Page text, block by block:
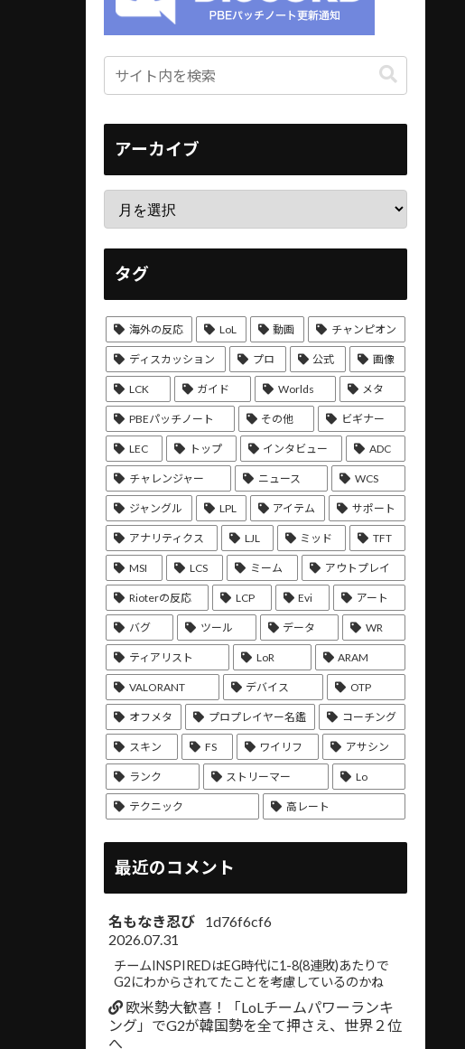
アーカイブ
タグ
海外の反応 LoL 動画 チャンピオン
ディスカッション プロ 公式 画像
LCK ガイド Worlds メタ
PBEパッチノート その他 ビギナー
LEC トップ インタビュー ADC
チャレンジャー ニュース WCS
ジャングル LPL アイテム サポート
アナリティクス LJL ミッド TFT
MSI LCS ミーム アウトプレイ
Rioterの反応 LCP Evi アート
バグ ツール データ WR
ティアリスト LoR ARAM
VALORANT デバイス OTP
オフメタ プロプレイヤー名鑑 コーチング
スキン FS ワイリフ アサシン
ランク ストリーマー Lo
テクニック 高レート
最近のコメント
名もなき忍び
1d76f6cf6
2026.07.31
チームINSPIREDはEG時代に1-8(8連敗)あたりで
G2にわからされてたことを考慮しているのかね
欧米勢大歓喜！「LoLチームパワーランキ
ング」でG2が韓国勢を全て押さえ、世界２位
へ